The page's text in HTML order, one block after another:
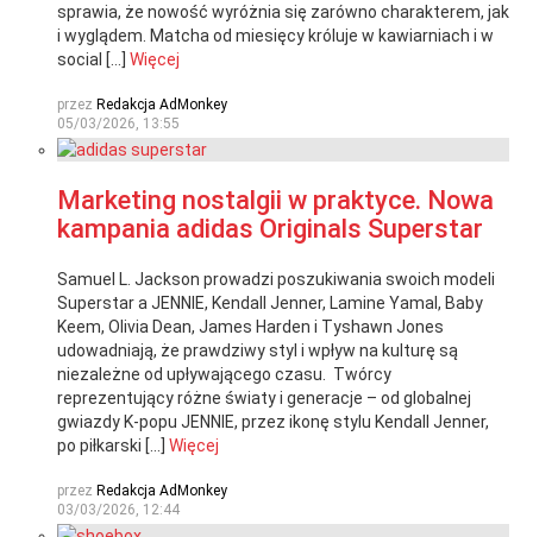
sprawia, że nowość wyróżnia się zarówno charakterem, jak
i wyglądem. Matcha od miesięcy króluje w kawiarniach i w
social […] Więcej
przez Redakcja AdMonkey
05/03/2026, 13:55
Marketing nostalgii w praktyce. Nowa
kampania adidas Originals Superstar
Samuel L. Jackson prowadzi poszukiwania swoich modeli
Superstar a JENNIE, Kendall Jenner, Lamine Yamal, Baby
Keem, Olivia Dean, James Harden i Tyshawn Jones
udowadniają, że prawdziwy styl i wpływ na kulturę są
niezależne od upływającego czasu. Twórcy
reprezentujący różne światy i generacje – od globalnej
gwiazdy K-popu JENNIE, przez ikonę stylu Kendall Jenner,
po piłkarski […] Więcej
przez Redakcja AdMonkey
03/03/2026, 12:44